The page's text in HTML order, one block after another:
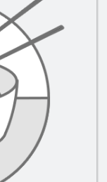
Rechercher